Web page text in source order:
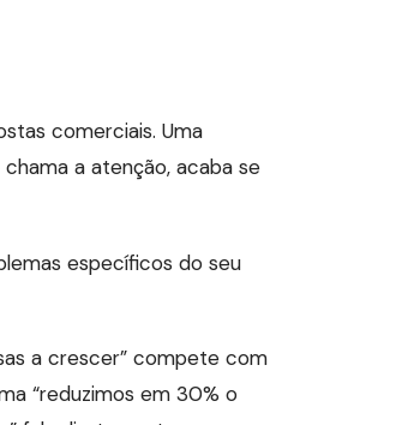
comerciais. Uma
a atenção, acaba se
específicos do seu
a crescer” compete com
“reduzimos em 30% o